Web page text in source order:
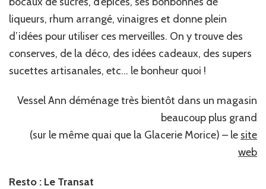
liqueurs, rhum arrangé, vinaigres et donne plein
d’idées pour utiliser ces merveilles. On y trouve des
conserves, de la déco, des idées cadeaux, des supers
sucettes artisanales, etc… le bonheur quoi !
Vessel Ann déménage très bientôt dans un magasin
beaucoup plus grand
(sur le même quai que la Glacerie Morice) – le site
web
Resto : Le Transat